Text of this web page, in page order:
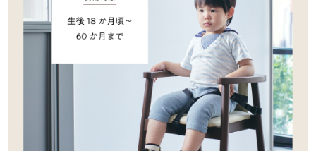
オフィシャルFacebook
オフィシャルInstagram
× 閉じる